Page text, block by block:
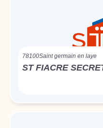
78100Saint germain en laye
ST FIACRE